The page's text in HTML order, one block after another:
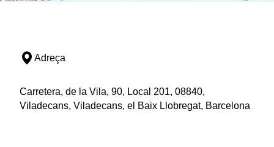
Adreça
Carretera, de la Vila, 90, Local 201, 08840,
Viladecans, Viladecans, el Baix Llobregat, Barcelona